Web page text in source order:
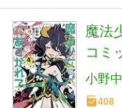
魔法
コミ
小野
408